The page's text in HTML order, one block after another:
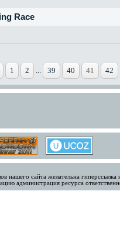
Race
1 2 39 40 41 42
нашего сайта желательна
администрация ресурса